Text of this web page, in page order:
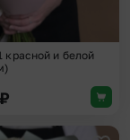
красной и белой
₽